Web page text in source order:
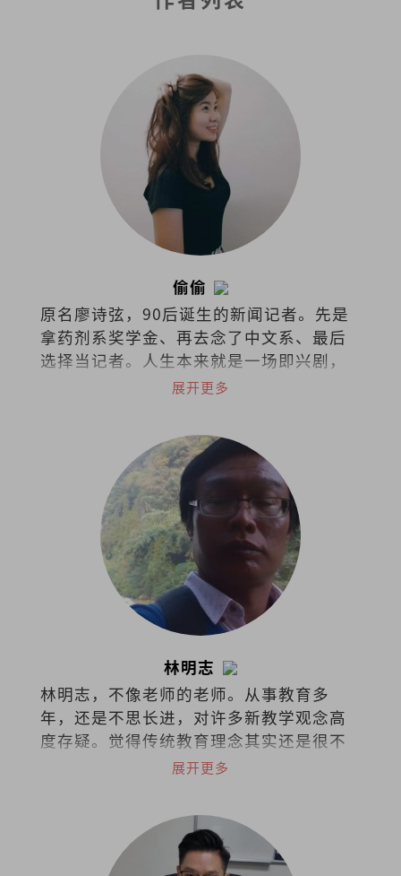
偷偷
原名廖诗弦，90后诞生的新闻记者。先是
拿药剂系奖学金、再去念了中文系、最后
选择当记者。人生本来就是一场即兴剧，
无需固定脚本，只需勇气和创造力。
展开更多
林明志
林明志，不像老师的老师。从事教育多
年，还是不思长进，对许多新教学观念高
度存疑。觉得传统教育理念其实还是很不
错，至少老师还是老师，学生还是学生。
展开更多